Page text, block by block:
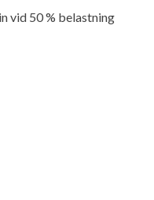
vid 50 % belastning